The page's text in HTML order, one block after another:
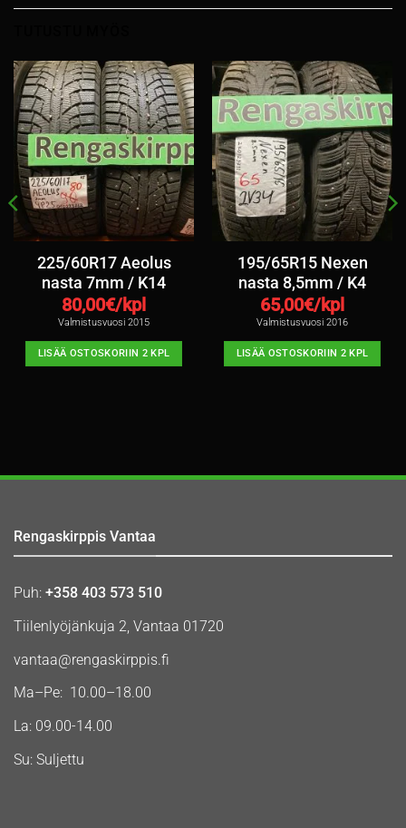
225/60R17 Aeolus
nasta 7mm / K14
80,00€/kpl
Valmistusvuosi 2015
LISÄÄ OSTOSKORIIN 2 KPL
195/65R15 Nexen
nasta 8,5mm / K4
65,00€/kpl
Valmistusvuosi 2016
LISÄÄ OSTOSKORIIN 2 KPL
Rengaskirppis Vantaa
Puh: +358 403 573 510
Tiilenlyöjänkuja 2, Vantaa 01720
vantaa@rengaskirppis.fi
Ma–Pe: 10.00–18.00
La: 09.00-14.00
Su: Suljettu